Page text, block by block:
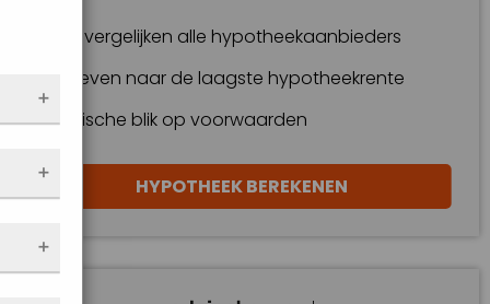
Wij vergelijken alle hypotheekaanbieders
Streven naar de laagste hypotheekrente
Kritische blik op voorwaarden
HYPOTHEEK BEREKENEN